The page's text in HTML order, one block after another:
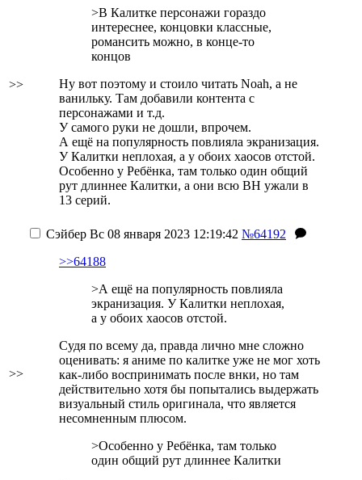
>>
>В Калитке персонажи гораздо
интереснее, концовки классные,
романсить можно, в конце-то
концов
Ну вот поэтому и стоило читать Noah, а не
ванильку. Там добавили контента с
персонажами и т.д.
У самого руки не дошли, впрочем.
А ещё на популярность повлияла экранизация.
У Калитки неплохая, а у обоих хаосов отстой.
Особенно у Ребёнка, там только один общий
рут длиннее Калитки, а они всю ВН ужали в
13 серий.
>>
Сэйбер Вс 08 января 2023 12:19:42 №64192
>>64188
>А ещё на популярность повлияла
экранизация. У Калитки неплохая,
а у обоих хаосов отстой.
Судя по всему да, правда лично мне сложно
оценивать: я аниме по калитке уже не мог хоть
как-либо воспринимать после внки, но там
действительно хотя бы попытались выдержать
визуальный стиль оригинала, что является
несомненным плюсом.
>Особенно у Ребёнка, там только
один общий рут длиннее Калитки